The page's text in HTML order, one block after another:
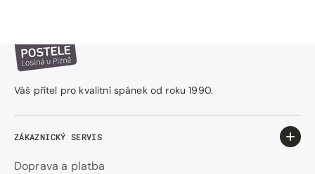
Váš přítel pro kvalitní spánek od roku 1990.
ZÁKAZNICKÝ SERVIS
Doprava a platba